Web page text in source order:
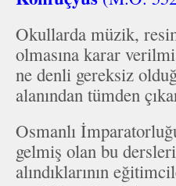
Okullarda müzik,
olmasına karar
ne denli gereksiz
alanından tümden
Osmanlı
gelmiş olan bu
alındıklarının